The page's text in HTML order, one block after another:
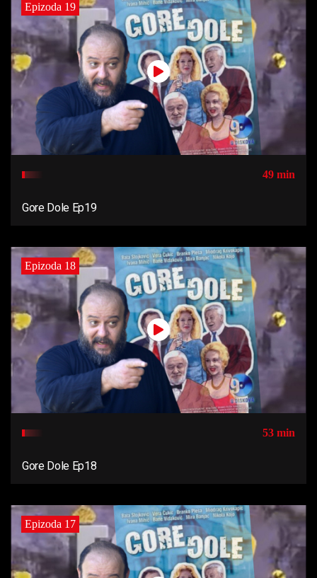
Epizoda 19
49 min
Gore Dole Ep19
Epizoda 18
53 min
Gore Dole Ep18
Epizoda 17